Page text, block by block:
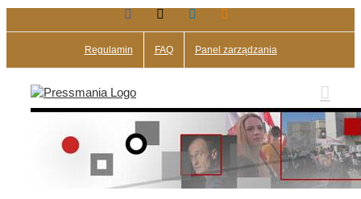
do
Facebook LinkedIn
Regulamin FAQ Panel zarządzania